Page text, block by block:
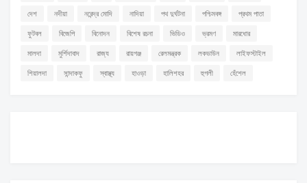
দেশ
নদীয়া নরেন্দ্র মোদি নাদিয়া পথ দুর্ঘটনা পশ্চিমবঙ্গ
প্রথম পাতা
ফুটবল
বিজেপি বিনোদন বিশেষ রচনা ভিডিও ভ্রমণ
মারধোর
মালদা
মুর্শিদাবাদ রাজ্য রায়গঞ্জ রেলমন্ত্রক লকডাউন
লাইফস্টাইল
শিয়ালদা
সান্দাকফু স্বাস্থ্য হাওড়া হালিশহর হুগলী হেঁশেল